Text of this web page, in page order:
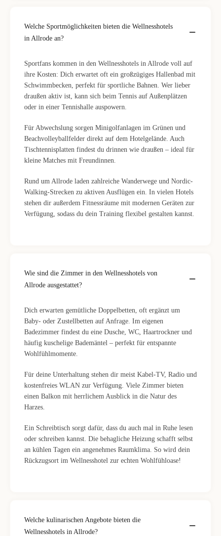
Welche Sportmöglichkeiten bieten die Wellnesshotels
in Allrode an?
Sportfans kommen in den Wellnesshotels in Allrode voll auf
ihre Kosten: Dich erwartet oft ein großzügiges Hallenbad mit
Schwimmbecken, perfekt für sportliche Bahnen. Wer lieber
draußen aktiv ist, kann sich beim Tennis auf Außenplätzen
oder in einer Tennishalle auspowern.
Für Abwechslung sorgen Minigolfanlagen im Grünen und
Beachvolleyballfelder direkt auf dem Hotelgelände. Auch
Tischtennisplatten findest du drinnen wie draußen – ideal für
kleine Matches mit Freundinnen.
Rund um Allrode laden zahlreiche Wanderwege und Nordic-
Walking-Strecken zu aktiven Ausflügen ein. In vielen Hotels
stehen dir außerdem Fitnessräume mit modernen Geräten zur
Verfügung, sodass du dein Training flexibel gestalten kannst.
Wie sind die Zimmer in den Wellnesshotels von
Allrode ausgestattet?
Dich erwarten gemütliche Doppelbetten, oft ergänzt um
Baby- oder Zustellbetten auf Anfrage. Im eigenen
Badezimmer findest du eine Dusche, WC, Haartrockner und
häufig kuschelige Bademäntel – perfekt für entspannte
Wohlfühlmomente.
Für deine Unterhaltung stehen dir meist Kabel-TV, Radio und
kostenfreies WLAN zur Verfügung. Viele Zimmer bieten
einen Balkon mit herrlichem Ausblick in die Natur des
Harzes.
Ein Schreibtisch sorgt dafür, dass du auch mal in Ruhe lesen
oder schreiben kannst. Die behagliche Heizung schafft selbst
an kühlen Tagen ein angenehmes Raumklima. So wird dein
Rückzugsort im Wellnesshotel zur echten Wohlfühloase!
Welche kulinarischen Angebote bieten die
Wellnesshotels in Allrode?